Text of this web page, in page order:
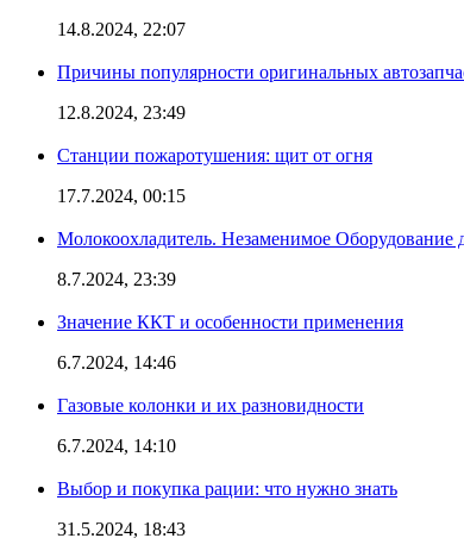
14.8.2024, 22:07
Причины популярности оригинальных
12.8.2024, 23:49
Станции пожаротушения: щит от огня
17.7.2024, 00:15
Молокоохладитель. Незаменимое
8.7.2024, 23:39
Значение ККТ и особенности применения
6.7.2024, 14:46
Газовые колонки и их разновидности
6.7.2024, 14:10
Выбор и покупка рации: что нужно знать
31.5.2024, 18:43